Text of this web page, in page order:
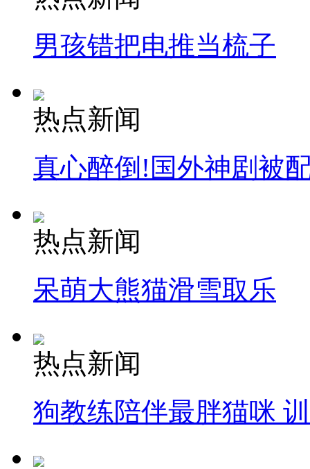
男孩错把电推当梳子
热点新闻
真心醉倒!国外神剧被
热点新闻
呆萌大熊猫滑雪取乐
热点新闻
狗教练陪伴最胖猫咪